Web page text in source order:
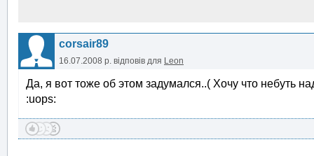
corsair89
16.07.2008 р. відповів для Leon
Да, я вот тоже об этом задумался..( Хочу что небуть
:uops: